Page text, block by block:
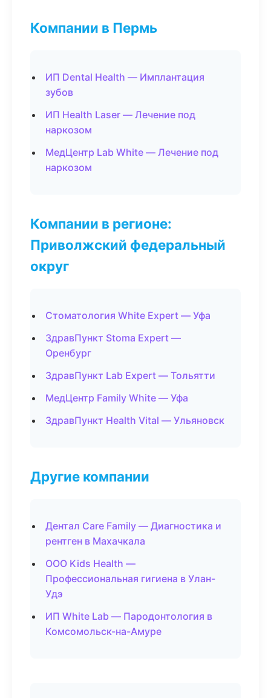
Компании в Пермь
ИП Dental Health — Имплантация
зубов
ИП Health Laser — Лечение под
наркозом
МедЦентр Lab White — Лечение под
наркозом
Компании в регионе:
Приволжский федеральный
округ
Стоматология White Expert — Уфа
ЗдравПункт Stoma Expert —
Оренбург
ЗдравПункт Lab Expert — Тольятти
МедЦентр Family White — Уфа
ЗдравПункт Health Vital — Ульяновск
Другие компании
Дентал Care Family — Диагностика и
рентген в Махачкала
ООО Kids Health —
Профессиональная гигиена в Улан-
Удэ
ИП White Lab — Пародонтология в
Комсомольск-на-Амуре